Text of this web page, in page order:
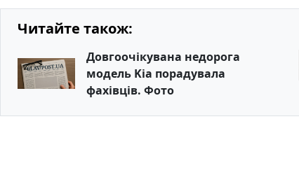
Читайте також:
Довгоочікувана недорога
модель Kia порадувала
фахівців. Фото